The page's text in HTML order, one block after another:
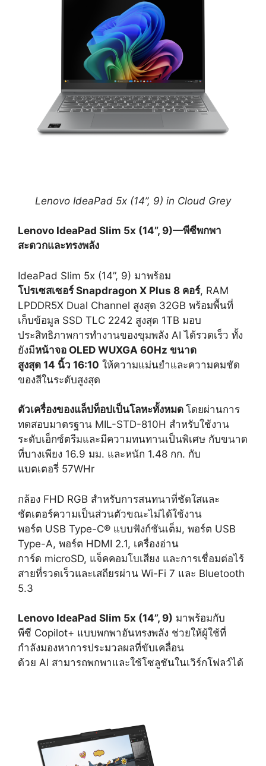
Lenovo IdeaPad 5x (14”, 9) in Cloud Grey
Lenovo IdeaPad Slim 5x (14”, 9)—พีซีพกพา
สะดวกและทรงพลัง
IdeaPad Slim 5x (14”, 9) มาพร้อม
โปรเซสเซอร์Snapdragon X Plus 8 คอร์, RAM
LPDDR5X Dual Channel สูงสุด 32GB พร้อมพื้นที่
เก็บข้อมูล SSD TLC 2242 สูงสุด 1TB มอบ
ประสิทธิภาพการทำงานของขุมพลัง AI ได้รวดเร็ว ทั้ง
ยังมีหน้าจอ OLED WUXGA 60Hz ขนาด
สูงสุด 14 นิ้ว 16:10 ให้ความแม่นยำและความคมชัด
ของสีในระดับสูงสุด
ตัวเครื่องของแล็ปท็อปเป็นโลหะทั้งหมด โดยผ่านการ
ทดสอบมาตรฐาน MIL-STD-810H สำหรับใช้งาน
ระดับเอ็กซ์ตรีมและมีความทนทานเป็นพิเศษ กับขนาด
ที่บางเพียง 16.9 มม. และหนัก 1.48 กก. กับ
แบตเตอรี่ 57WHr
กล้อง FHD RGB สำหรับการสนทนาที่ชัดใสและ
ชัตเตอร์ความเป็นส่วนตัวขณะไม่ได้ใช้งาน
พอร์ต USB Type-C® แบบฟังก์ชันเต็ม, พอร์ต USB
Type-A, พอร์ต HDMI 2.1, เครื่องอ่าน
การ์ด microSD, แจ็คคอมโบเสียง และการเชื่อมต่อไร้
สายที่รวดเร็วและเสถียรผ่าน Wi-Fi 7 และ Bluetooth
5.3
Lenovo IdeaPad Slim 5x (14”, 9) มาพร้อมกับ
พีซี Copilot+ แบบพกพาอันทรงพลัง ช่วยให้ผู้ใช้ที่
กำลังมองหาการประมวลผลที่ขับเคลื่อน
ด้วย AI สามารถพกพาและใช้โซลูชันในเวิร์กโฟลว์ได้